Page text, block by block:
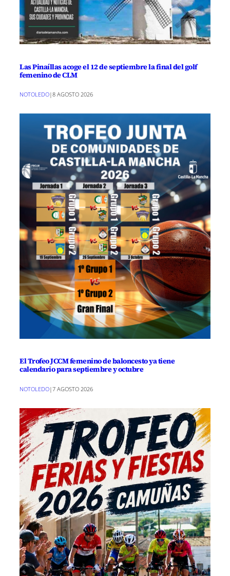
Las Pinaíllas acoge el 12 de septiembre la final del golf
femenino de CLM
NOTOLEDO|8 AGOSTO 2026
El Trofeo JCCM femenino de baloncesto ya tiene
calendario para septiembre y octubre
NOTOLEDO|7 AGOSTO 2026